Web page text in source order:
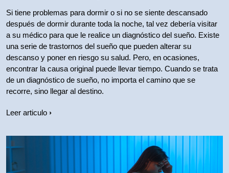
Si tiene problemas para dormir o si no se siente descansado
después de dormir durante toda la noche, tal vez debería visitar
a su médico para que le realice un diagnóstico del sueño. Existe
una serie de trastornos del sueño que pueden alterar su
descanso y poner en riesgo su salud. Pero, en ocasiones,
encontrar la causa original puede llevar tiempo. Cuando se trata
de un diagnóstico de sueño, no importa el camino que se
recorre, sino llegar al destino.
Leer articulo